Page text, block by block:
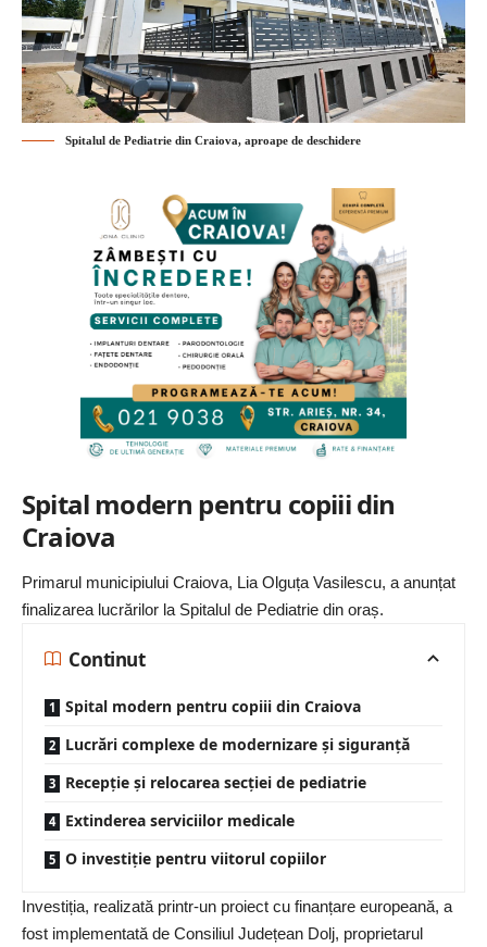
Spitalul de Pediatrie din Craiova, aproape de deschidere
Spital modern pentru copiii din
Craiova
Primarul municipiului Craiova, Lia Olguța Vasilescu, a anunțat
finalizarea lucrărilor la Spitalul de Pediatrie din oraș.
Continut
Spital modern pentru copiii din Craiova
Lucrări complexe de modernizare și siguranță
Recepție și relocarea secției de pediatrie
Extinderea serviciilor medicale
O investiție pentru viitorul copiilor
Investiția, realizată printr-un proiect cu finanțare europeană, a
fost implementată de Consiliul Județean Dolj, proprietarul